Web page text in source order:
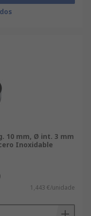
10 mm, Ø int. 3 mm
Inoxidable
1,443 €/unidade